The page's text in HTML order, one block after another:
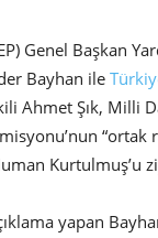
Genel Başkan
Bayhan ile
Ahmet Şık, Milli
“ortak
Kurtulmuş’u
yapan